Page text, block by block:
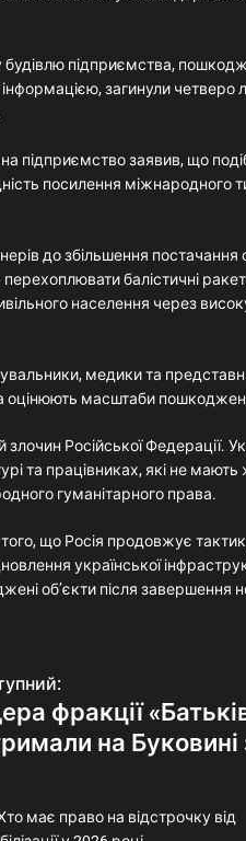
будівлю підприємства,
інформацією, загинули
підприємство заявив, що
посилення міжнародного
до збільшення постачання
балістичні
населення через
медики та
оцінюють масштаби
Російської Федерації.
та працівниках, які не
гуманітарного права.
що Росія продовжує
української
об’єкти після завершення
фракції
на